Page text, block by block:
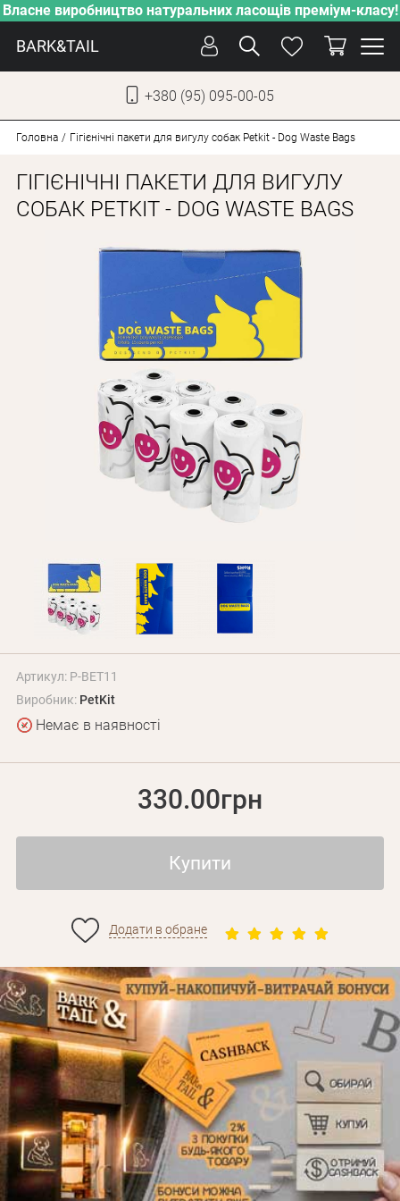
Власне виробництво натуральних ласощів преміум-класу!
BARK&TAIL
+380 (95) 095-00-05
СОБАКИ
КОТИ
ВІД СПЕКИ
ВЛАСНЕ ВИРОБНИЦТВО
НОВИНКИ
АКЦІЇ
БЛОГ
Оплата і доставка
Програма лояльності
Про Нас
Оптовим клієнтам
+380 (95) 095-00-05
Головна Гігієнічні пакети для вигулу собак Petkit - Dog Waste Bags
ГІГІЄНІЧНІ ПАКЕТИ ДЛЯ ВИГУЛУ
СОБАК PETKIT - DOG WASTE BAGS
Артикул: P-BET11
Виробник: PetKit
Немає в наявності
330.00грн
Купити
Додати в обране
Забули пароль?
Особисті дані